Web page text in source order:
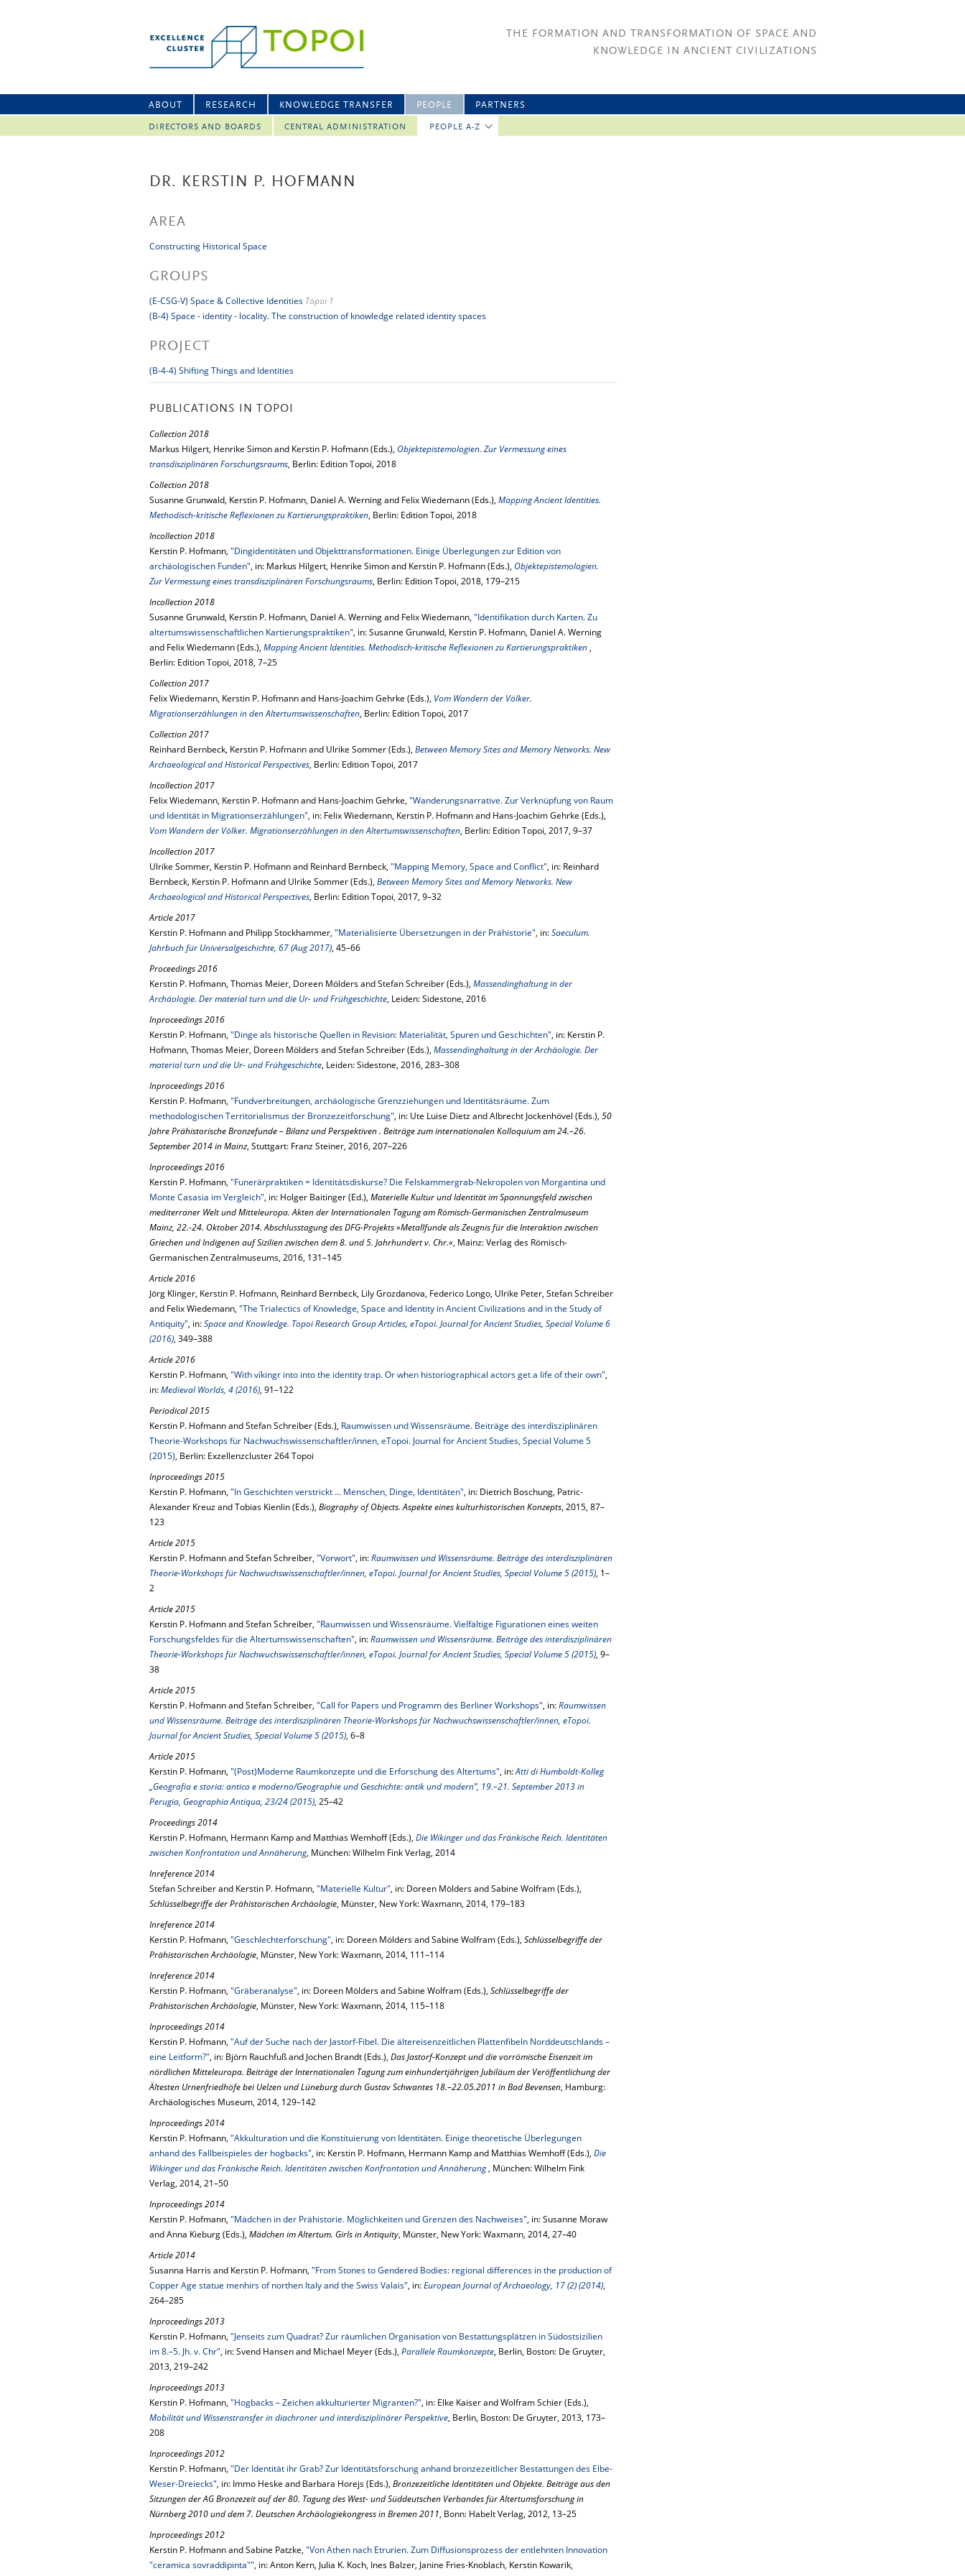
THE FORMATION AND TRANSFORMATION OF SPACE AND
KNOWLEDGE IN ANCIENT CIVILIZATIONS
ABOUT RESEARCH KNOWLEDGE TRANSFER PEOPLE
DIRECTORS AND BOARDS CENTRAL ADMINISTRATION PEOPLE A-Z
PARTNERS
DR. KERSTIN P. HOFMANN
AREA
Constructing Historical Space
GROUPS
(E-CSG-V) Space & Collective Identities Topoi 1
(B-4) Space - identity - locality. The construction of knowledge related identity spaces
PROJECT
(B-4-4) Shifting Things and Identities
PUBLICATIONS IN TOPOI
Collection 2018
Markus Hilgert, Henrike Simon and Kerstin P. Hofmann (Eds.), Objektepistemologien. Zur Vermessung eines
transdisziplinären Forschungsraums, Berlin: Edition Topoi, 2018
Collection 2018
Susanne Grunwald, Kerstin P. Hofmann, Daniel A. Werning and Felix Wiedemann (Eds.), Mapping Ancient Identities.
Methodisch-kritische Reflexionen zu Kartierungspraktiken, Berlin: Edition Topoi, 2018
Incollection 2018
Kerstin P. Hofmann, "Dingidentitäten und Objekttransformationen. Einige Überlegungen zur Edition von
archäologischen Funden", in: Markus Hilgert, Henrike Simon and Kerstin P. Hofmann (Eds.), Objektepistemologien.
Zur Vermessung eines transdisziplinären Forschungsraums, Berlin: Edition Topoi, 2018, 179–215
Incollection 2018
Susanne Grunwald, Kerstin P. Hofmann, Daniel A. Werning and Felix Wiedemann, "Identifikation durch Karten. Zu
altertumswissenschaftlichen Kartierungspraktiken", in: Susanne Grunwald, Kerstin P. Hofmann, Daniel A. Werning
and Felix Wiedemann (Eds.), Mapping Ancient Identities. Methodisch-kritische Reflexionen zu Kartierungspraktiken,
Berlin: Edition Topoi, 2018, 7–25
Collection 2017
Felix Wiedemann, Kerstin P. Hofmann and Hans-Joachim Gehrke (Eds.), Vom Wandern der Völker.
Migrationserzählungen in den Altertumswissenschaften, Berlin: Edition Topoi, 2017
Collection 2017
Reinhard Bernbeck, Kerstin P. Hofmann and Ulrike Sommer (Eds.), Between Memory Sites and Memory Networks. New
Archaeological and Historical Perspectives, Berlin: Edition Topoi, 2017
Incollection 2017
Felix Wiedemann, Kerstin P. Hofmann and Hans-Joachim Gehrke, "Wanderungsnarrative. Zur Verknüpfung von Raum
und Identität in Migrationserzählungen", in: Felix Wiedemann, Kerstin P. Hofmann and Hans-Joachim Gehrke (Eds.),
Vom Wandern der Völker. Migrationserzählungen in den Altertumswissenschaften, Berlin: Edition Topoi, 2017, 9–37
Incollection 2017
Ulrike Sommer, Kerstin P. Hofmann and Reinhard Bernbeck, "Mapping Memory, Space and Conflict", in: Reinhard
Bernbeck, Kerstin P. Hofmann and Ulrike Sommer (Eds.), Between Memory Sites and Memory Networks. New
Archaeological and Historical Perspectives, Berlin: Edition Topoi, 2017, 9–32
Article 2017
Kerstin P. Hofmann and Philipp Stockhammer, "Materialisierte Übersetzungen in der Prähistorie", in:Saeculum.
Jahrbuch für Universalgeschichte, 67 (Aug 2017), 45–66
Proceedings 2016
Kerstin P. Hofmann, Thomas Meier, Doreen Mölders and Stefan Schreiber (Eds.), Massendinghaltung in der
Archäologie. Der material turn und die Ur- und Frühgeschichte, Leiden: Sidestone, 2016
Inproceedings 2016
Kerstin P. Hofmann, "Dinge als historische Quellen in Revision: Materialität, Spuren und Geschichten", in: Kerstin P.
Hofmann, Thomas Meier, Doreen Mölders and Stefan Schreiber (Eds.), Massendinghaltung in der Archäologie. Der
material turn und die Ur- und Frühgeschichte, Leiden: Sidestone, 2016, 283–308
Inproceedings 2016
Kerstin P. Hofmann, "Fundverbreitungen, archäologische Grenzziehungen und Identitätsräume. Zum
methodologischen Territorialismus der Bronzezeitforschung", in: Ute Luise Dietz and Albrecht Jockenhövel (Eds.), 50
Jahre Prähistorische Bronzefunde – Bilanz und Perspektiven . Beiträge zum internationalen Kolloquium am 24.–26.
September 2014 in Mainz, Stuttgart: Franz Steiner, 2016, 207–226
Inproceedings 2016
Kerstin P. Hofmann, "Funerärpraktiken = Identitätsdiskurse? Die Felskammergrab-Nekropolen von Morgantina und
Monte Casasia im Vergleich", in: Holger Baitinger (Ed.), Materielle Kultur und Identität im Spannungsfeld zwischen
mediterraner Welt und Mitteleuropa. Akten der Internationalen Tagung am Römisch-Germanischen Zentralmuseum
Mainz, 22.-24. Oktober 2014. Abschlusstagung des DFG-Projekts »Metallfunde als Zeugnis für die Interaktion zwischen
Griechen und Indigenen auf Sizilien zwischen dem 8. und 5. Jahrhundert v. Chr.«, Mainz: Verlag des Römisch-
Germanischen Zentralmuseums, 2016, 131–145
Article 2016
Jörg Klinger, Kerstin P. Hofmann, Reinhard Bernbeck, Lily Grozdanova, Federico Longo, Ulrike Peter, Stefan Schreiber
and Felix Wiedemann, "The Trialectics of Knowledge, Space and Identity in Ancient Civilizations and in the Study of
Antiquity", in:Space and Knowledge. Topoi Research Group Articles, eTopoi. Journal for Ancient Studies, Special Volume 6
(2016), 349–388
Article 2016
Kerstin P. Hofmann, "With víkingr into into the identity trap. Or when historiographical actors get a life of their own",
in:Medieval Worlds, 4 (2016), 91–122
Periodical 2015
Kerstin P. Hofmann and Stefan Schreiber (Eds.), Raumwissen und Wissensräume. Beiträge des interdisziplinären
Theorie-Workshops für Nachwuchswissenschaftler/innen, eTopoi. Journal for Ancient Studies, Special Volume 5
(2015), Berlin: Exzellenzcluster 264 Topoi
Inproceedings 2015
Kerstin P. Hofmann, "In Geschichten verstrickt ... Menschen, Dinge, Identitäten", in: Dietrich Boschung, Patric-
Alexander Kreuz and Tobias Kienlin (Eds.), Biography of Objects. Aspekte eines kulturhistorischen Konzepts, 2015, 87–
123
Article 2015
Kerstin P. Hofmann and Stefan Schreiber, "Vorwort", in:Raumwissen und Wissensräume. Beiträge des interdisziplinären
Theorie-Workshops für Nachwuchswissenschaftler/innen, eTopoi. Journal for Ancient Studies, Special Volume 5 (2015), 1–
2
Article 2015
Kerstin P. Hofmann and Stefan Schreiber, "Raumwissen und Wissensräume. Vielfältige Figurationen eines weiten
Forschungsfeldes für die Altertumswissenschaften", in:Raumwissen und Wissensräume. Beiträge des interdisziplinären
Theorie-Workshops für Nachwuchswissenschaftler/innen, eTopoi. Journal for Ancient Studies, Special Volume 5 (2015), 9–
38
Article 2015
Kerstin P. Hofmann and Stefan Schreiber, "Call for Papers und Programm des Berliner Workshops", in:Raumwissen
und Wissensräume. Beiträge des interdisziplinären Theorie-Workshops für Nachwuchswissenschaftler/innen, eTopoi.
Journal for Ancient Studies, Special Volume 5 (2015), 6–8
Article 2015
Kerstin P. Hofmann, "(Post)Moderne Raumkonzepte und die Erforschung des Altertums", in:Atti di Humboldt-Kolleg
„Geografia e storia: antico e moderno/Geographie und Geschichte: antik und modern”, 19.–21. September 2013 in
Perugia, Geographia Antiqua, 23/24 (2015), 25–42
Proceedings 2014
Kerstin P. Hofmann, Hermann Kamp and Matthias Wemhoff (Eds.), Die Wikinger und das Fränkische Reich. Identitäten
zwischen Konfrontation und Annäherung, München: Wilhelm Fink Verlag, 2014
Inreference 2014
Stefan Schreiber and Kerstin P. Hofmann, "Materielle Kultur", in: Doreen Mölders and Sabine Wolfram (Eds.),
Schlüsselbegriffe der Prähistorischen Archäologie, Münster, New York: Waxmann, 2014, 179–183
Inreference 2014
Kerstin P. Hofmann, "Geschlechterforschung", in: Doreen Mölders and Sabine Wolfram (Eds.), Schlüsselbegriffe der
Prähistorischen Archäologie, Münster, New York: Waxmann, 2014, 111–114
Inreference 2014
Kerstin P. Hofmann, "Gräberanalyse", in: Doreen Mölders and Sabine Wolfram (Eds.), Schlüsselbegriffe der
Prähistorischen Archäologie, Münster, New York: Waxmann, 2014, 115–118
Inproceedings 2014
Kerstin P. Hofmann, "Auf der Suche nach der Jastorf-Fibel. Die ältereisenzeitlichen Plattenfibeln Norddeutschlands –
eine Leitform?", in: Björn Rauchfuß and Jochen Brandt (Eds.), Das Jastorf-Konzept und die vorrömische Eisenzeit im
nördlichen Mitteleuropa. Beiträge der Internationalen Tagung zum einhundertjährigen Jubiläum der Veröffentlichung der
Ältesten Urnenfriedhöfe bei Uelzen und Lüneburg durch Gustav Schwantes 18.–22.05.2011 in Bad Bevensen, Hamburg:
Archäologisches Museum, 2014, 129–142
Inproceedings 2014
Kerstin P. Hofmann, "Akkulturation und die Konstituierung von Identitäten. Einige theoretische Überlegungen
anhand des Fallbeispieles der hogbacks", in: Kerstin P. Hofmann, Hermann Kamp and Matthias Wemhoff (Eds.), Die
Wikinger und das Fränkische Reich. Identitäten zwischen Konfrontation und Annäherung, München: Wilhelm Fink
Verlag, 2014, 21–50
Inproceedings 2014
Kerstin P. Hofmann, "Mädchen in der Prähistorie. Möglichkeiten und Grenzen des Nachweises", in: Susanne Moraw
and Anna Kieburg (Eds.), Mädchen im Altertum. Girls in Antiquity, Münster, New York: Waxmann, 2014, 27–40
Article 2014
Susanna Harris and Kerstin P. Hofmann, "From Stones to Gendered Bodies: regional differences in the production of
Copper Age statue menhirs of northen Italy and the Swiss Valais", in:European Journal of Archaeology, 17 (2) (2014),
264–285
Inproceedings 2013
Kerstin P. Hofmann, "Jenseits zum Quadrat? Zur räumlichen Organisation von Bestattungsplätzen in Südostsizilien
im 8.–5. Jh. v. Chr", in: Svend Hansen and Michael Meyer (Eds.), Parallele Raumkonzepte, Berlin, Boston: De Gruyter,
2013, 219–242
Inproceedings 2013
Kerstin P. Hofmann, "Hogbacks – Zeichen akkulturierter Migranten?", in: Elke Kaiser and Wolfram Schier (Eds.),
Mobilität und Wissenstransfer in diachroner und interdisziplinärer Perspektive, Berlin, Boston: De Gruyter, 2013, 173–
208
Inproceedings 2012
Kerstin P. Hofmann, "Der Identität ihr Grab? Zur Identitätsforschung anhand bronzezeitlicher Bestattungen des Elbe-
Weser-Dreiecks", in: Immo Heske and Barbara Horejs (Eds.), Bronzezeitliche Identitäten und Objekte. Beiträge aus den
Sitzungen der AG Bronzezeit auf der 80. Tagung des West- und Süddeutschen Verbandes für Altertumsforschung in
Nürnberg 2010 und dem 7. Deutschen Archäologiekongress in Bremen 2011, Bonn: Habelt Verlag, 2012, 13–25
Inproceedings 2012
Kerstin P. Hofmann and Sabine Patzke, "Von Athen nach Etrurien. Zum Diffusionsprozess der entlehnten Innovation
"ceramica sovraddipinta"", in: Anton Kern, Julia K. Koch, Ines Balzer, Janine Fries-Knoblach, Kerstin Kowarik,